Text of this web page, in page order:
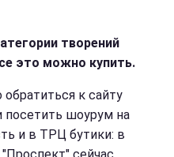
творений
это можно купить.
к сайту
посетить шоурум на
и в ТРЦ бутики: в